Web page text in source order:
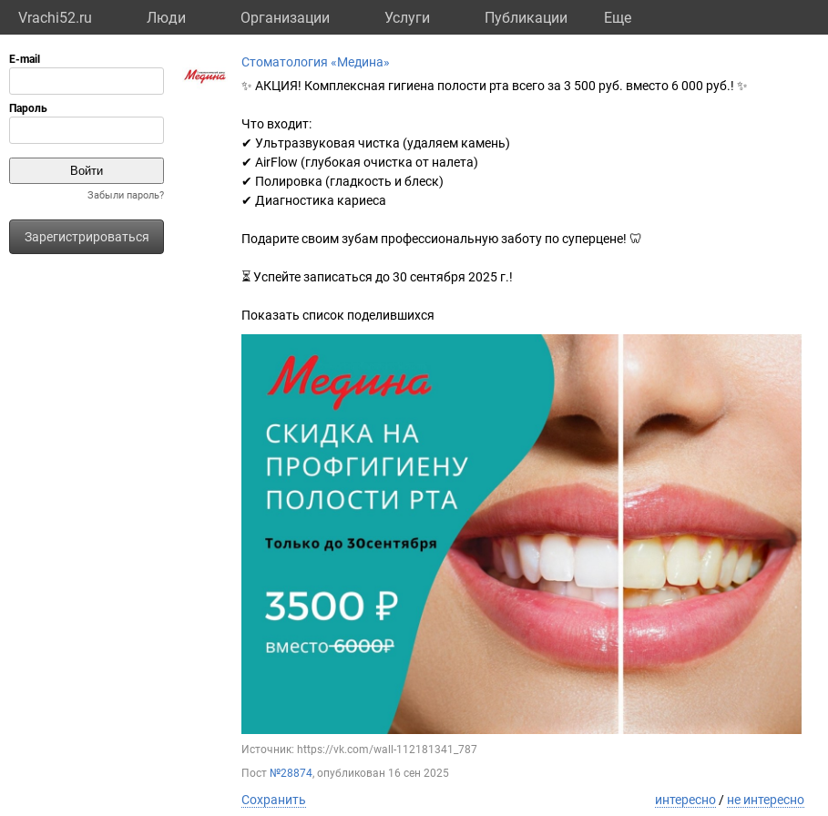
Vrachi52.ru Люди Организации Услуги Публикации Eще
Забыли пароль?
Зарегистрироваться
Стоматология «Медина»
✨ АКЦИЯ! Комплексная гигиена полости рта всего за 3 500 руб. вместо 6 000 руб.! ✨
Что входит:
✔ Ультразвуковая чистка (удаляем камень)
✔ AirFlow (глубокая очистка от налета)
✔ Полировка (гладкость и блеск)
✔ Диагностика кариеса
Подарите своим зубам профессиональную заботу по суперцене! 🦷
⏳ Успейте записаться до 30 сентября 2025 г.!
Показать список поделившихся
Источник: https://vk.com/wall-112181341_787
Пост №28874, опубликован 16 сен 2025
Сохранить интересно / не интересно